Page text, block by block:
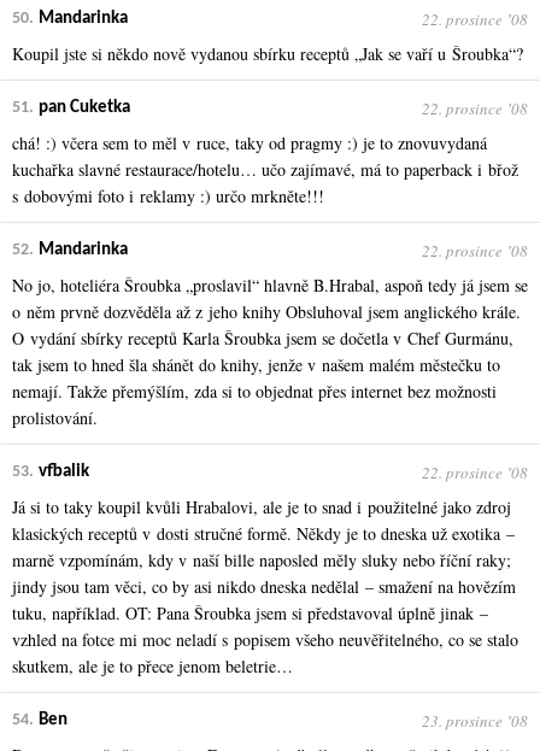
50. Mandarinka 22. prosince ʼ08
Koupil jste si někdo nově vydanou sbírku receptů „Jak se vaří u Šroubka“?
51. pan Cuketka 22. prosince ʼ08
chá! :) včera sem to měl v ruce, taky od pragmy :) je to znovuvydaná
kuchařka slavné restaurace/hotelu… učo zajímavé, má to paperback i břož
s dobovými foto i reklamy :) určo mrkněte!!!
52. Mandarinka 22. prosince ʼ08
No jo, hoteliéra Šroubka „proslavil“ hlavně B.Hrabal, aspoň tedy já jsem se
o něm prvně dozvěděla až z jeho knihy Obsluhoval jsem anglického krále.
O vydání sbírky receptů Karla Šroubka jsem se dočetla v Chef Gurmánu,
tak jsem to hned šla shánět do knihy, jenže v našem malém městečku to
nemají. Takže přemýšlím, zda si to objednat přes internet bez možnosti
prolistování.
53. vfbalik 22. prosince ʼ08
Já si to taky koupil kvůli Hrabalovi, ale je to snad i použitelné jako zdroj
klasických receptů v dosti stručné formě. Někdy je to dneska už exotika –
marně vzpomínám, kdy v naší bille naposled měly sluky nebo říční raky;
jindy jsou tam věci, co by asi nikdo dneska nedělal – smažení na hovězím
tuku, například. OT: Pana Šroubka jsem si představoval úplně jinak –
vzhled na fotce mi moc neladí s popisem všeho neuvěřitelného, co se stalo
skutkem, ale je to přece jenom beletrie…
54. Ben 23. prosince ʼ08